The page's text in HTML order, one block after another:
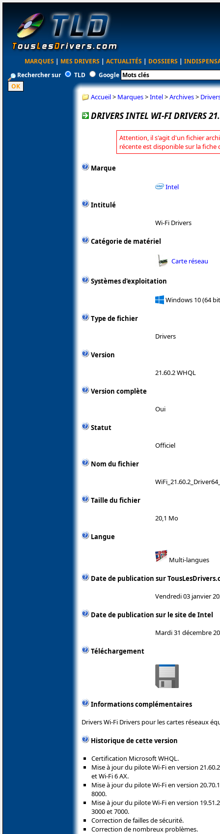
MARQUES | MES DRIVERS | ACTUALITÉS | DOSSIERS |
Rechercher sur
TLD Google
Accueil> Marques>Intel>Archives>
DRIVERS INTEL WI-FI DRIVERS
Attention, il s'agit d'un fichier
récente est disponible sur la fiche
Marque
Intel
Intitulé
Wi-Fi Drivers
Catégorie de matériel
Carte réseau
Systèmes d'exploitation
Windows 10 (64
Type de fichier
Drivers
Version
21.60.2 WHQL
Version complète
Oui
Statut
Officiel
Nom du fichier
Taille du fichier
20,1 Mo
Langue
Multi-langues
Date de publication sur
Vendredi 03 janvier
Date de publication sur le site de Intel
Mardi 31 décembre
Téléchargement
Informations complémentaires
Drivers Wi-Fi Drivers pour les cartes réseaux
Historique de cette version
Certification Microsoft WHQL.
Mise à jour du pilote Wi-Fi en version
et Wi-Fi 6 AX.
Mise à jour du pilote Wi-Fi en version
8000.
Mise à jour du pilote Wi-Fi en version
3000 et 7000.
Correction de failles de sécurité.
Correction de nombreux problèmes.